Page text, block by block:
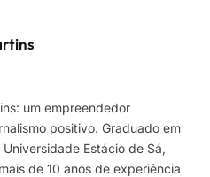
um empreendedor
positivo. Graduado em
Estácio de Sá,
de 10 anos de experiência